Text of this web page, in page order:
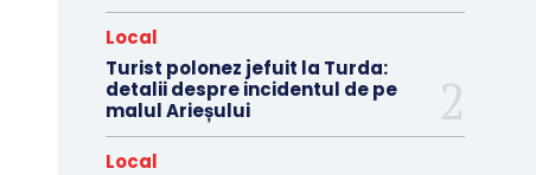
Local
Turist polonez jefuit la Turda:
detalii despre incidentul de pe
malul Arieșului
Local